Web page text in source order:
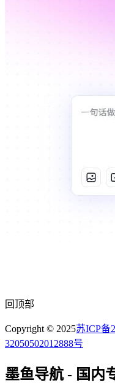
回顶部
Copyright © 2025苏ICP备
32050502012888号
墨鱼导航 - 国内